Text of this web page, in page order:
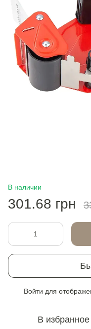
В наличии
301.68 грн
Войти для
В избранное